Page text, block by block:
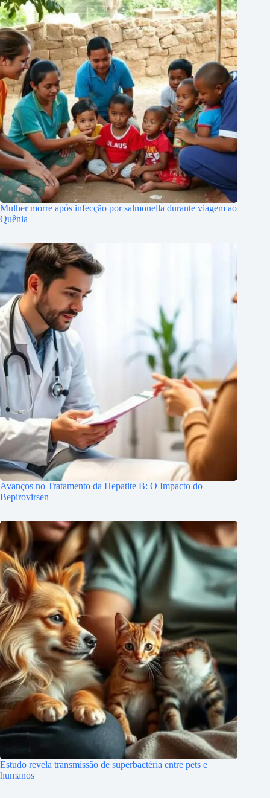
Mulher morre após infecção por salmonella durante viagem ao
Quênia
Avanços no Tratamento da Hepatite B: O Impacto do
Bepirovirsen
Estudo revela transmissão de superbactéria entre pets e
humanos